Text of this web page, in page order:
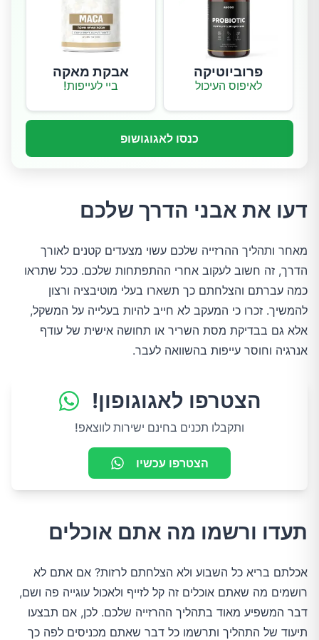
פרוביוטיקה
לאיפוס העיכול
אבקת מאקה
ביי לעייפות!
כנסו לאגוגושופ
דעו את אבני הדרך שלכם
מאחר ותהליך ההרזייה שלכם עשוי מצעדים קטנים לאורך
הדרך, זה חשוב לעקוב אחרי ההתפתחות שלכם. ככל שתראו
כמה עברתם והצלחתם כך תשארו בעלי מוטיבציה ורצון
להמשיך. זכרו כי המעקב לא חייב להיות בעלייה על המשקל,
אלא גם בבדיקת מסת השריר או תחושה אישית של עודף
אנרגיה וחוסר עייפות בהשוואה לעבר.
הצטרפו לאגוגופון!
ותקבלו תכנים בחינם ישירות לווצאפ!
הצטרפו עכשיו
תעדו ורשמו מה אתם אוכלים
אכלתם בריא כל השבוע ולא הצלחתם לרזות? אם אתם לא
רושמים מה שאתם אוכלים זה קל לזייף ולאכול עוגייה פה ושם,
דבר המשפיע מאוד בתהליך ההרזייה שלכם. לכן, אם תבצעו
תיעוד של התהליך ותרשמו כל דבר שאתם מכניסים לפה כך